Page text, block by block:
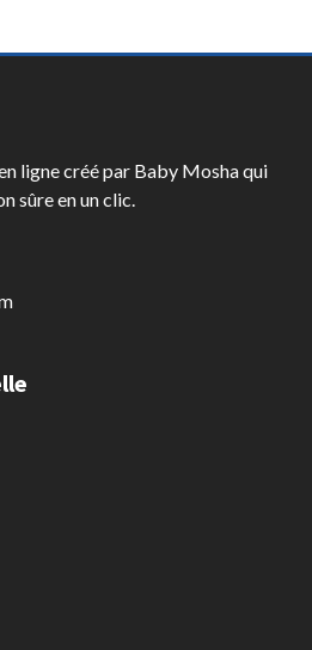
ligne créé par Baby Mosha qui
sûre en un clic.